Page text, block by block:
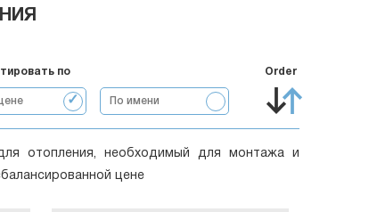
по
По имени
Order
отопления, необходимый для монтажа и
цене